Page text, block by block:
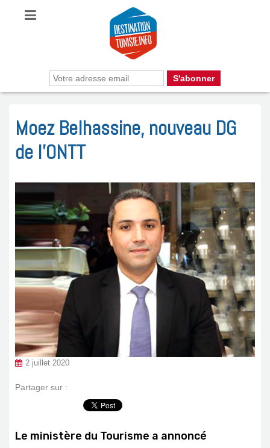
Moez Belhassine, nouveau DG
de l’ONTT
2 juillet 2020
Partager sur :
Le ministère du Tourisme a annoncé